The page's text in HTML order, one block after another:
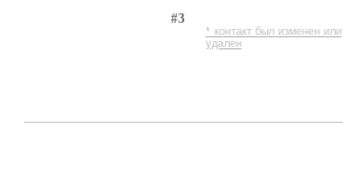
#3
* контакт был изменен или
удален